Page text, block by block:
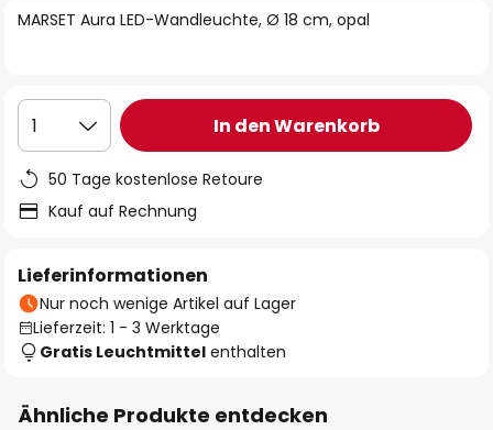
springen
MARSET Aura LED-Wandleuchte, Ø 18 cm, opal
1 In den Warenkorb
50 Tage kostenlose Retoure
Kauf auf Rechnung
Lieferinformationen
Nur noch wenige Artikel auf Lager
Lieferzeit: 1 - 3 Werktage
Gratis Leuchtmittel enthalten
Ähnliche Produkte entdecken